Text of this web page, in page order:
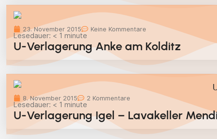
23. November 2015 Keine Kommentare
Lesedauer: < 1 minute
U-Verlagerung Anke am Kolditz
8. November 2015 2 Kommentare
Lesedauer: < 1 minute
U-Verlagerung Igel – Lavakeller